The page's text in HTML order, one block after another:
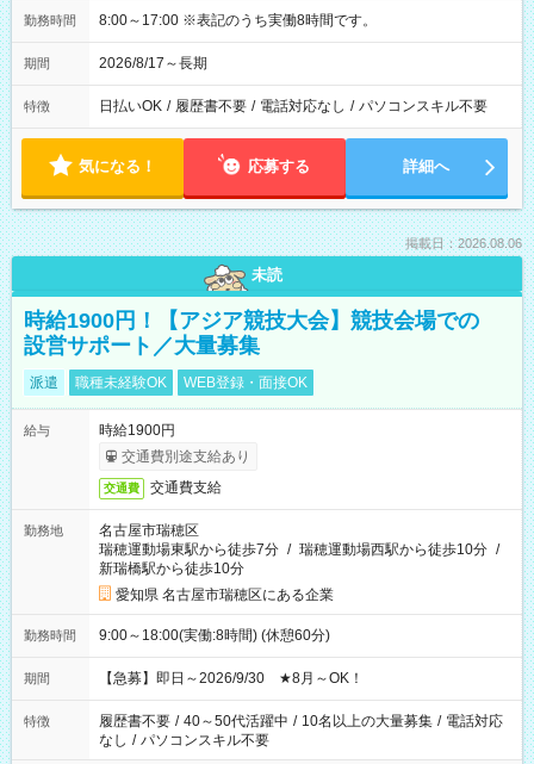
勤務時間 8:00～17:00 ※表記のうち実働8時間です。
期間 2026/8/17～長期
特徴 日払いOK / 履歴書不要 / 電話対応なし / パソコンスキル不要
気になる！ 応募する 詳細へ
掲載日：2026.08.06
未読
時給1900円！【アジア競技大会】競技会場での
設営サポート／大量募集
派遣 職種未経験OK WEB登録・面接OK
給与
時給1900円
交通費別途支給あり
交通費 交通費支給
勤務地
名古屋市瑞穂区
瑞穂運動場東駅から徒歩7分 / 瑞穂運動場西駅から徒歩10分 /
新瑞橋駅から徒歩10分
愛知県 名古屋市瑞穂区にある企業
勤務時間 9:00～18:00(実働:8時間) (休憩60分)
期間 【急募】即日～2026/9/30 ★8月～OK！
特徴 履歴書不要 / 40～50代活躍中 / 10名以上の大量募集 / 電話対応
なし / パソコンスキル不要